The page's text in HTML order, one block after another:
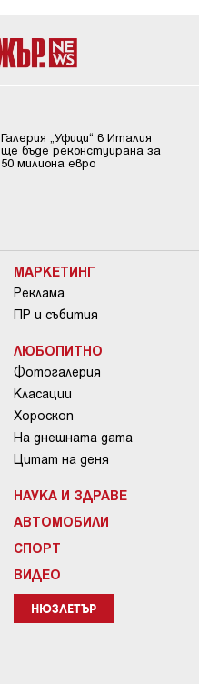
Галерия „Уфици“ в Италия
ще бъде реконстуирана за
50 милиона евро
МАРКЕТИНГ
Реклама
ПР и събития
ЛЮБОПИТНО
Фотогалерия
Класации
Хороскоп
На днешната дата
Цитат на деня
НАУКА И ЗДРАВЕ
АВТОМОБИЛИ
СПОРТ
ВИДЕО
НЮЗЛЕТЪР